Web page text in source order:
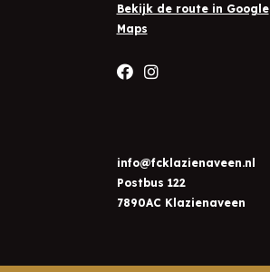
Bekijk de route in Google
Maps
info@fcklazienaveen.nl
Postbus 122
7890AC Klazienaveen